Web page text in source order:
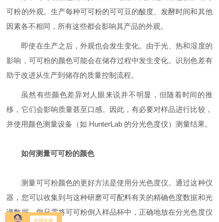
可粉的外观。生产每种可可粉的可可豆的酸度、发酵时间和其他
因素各不相同，所有这些都会影响其产品的外观。
即使在生产之后，外观也会发生变化。由于光、热和湿度的
影响，可可粉的颜色可能会在储存过程中发生变化。识别色差有
助于改进从生产到储存的质量控制流程。
虽然有些颜色差异对人眼来说并不明显，但随着时间的推
移，它们会影响质量甚至口感。因此，有必要对样品进行比较，
并使用颜色测量设备（如 HunterLab 的分光色度仪）测量结果。
如何测量可可粉的颜色
测量可可粉颜色的更好方法是使用分光色度仪。通过这种仪
器，您可以收集到与这种研磨可可配料有关的精确色度数据和光
谱数据。您只需将可可粉倒入样品杯中，正确地放在分光色度仪